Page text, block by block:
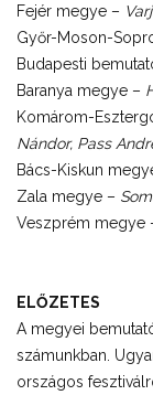
Fejér megye –
Győr-Moson-
Budapesti
Baranya megye –
Komárom-
Nándor, Pass
Bács-Kiskun
Zala megye –
Veszprém megye
ELŐZETES
A megyei
számunkban.
országos